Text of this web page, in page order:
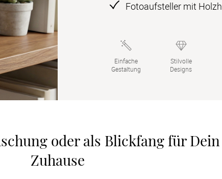
Fotoaufsteller mit
Einfache
Gestaltung
Stilvolle
Designs
oder als Blickfang für Dein
Zuhause